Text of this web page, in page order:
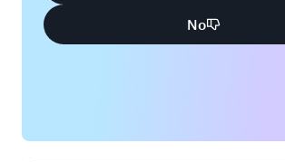
No